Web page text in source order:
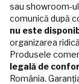
sau showroom-
comunică după
nu este
organizarea
Produsele
legală de
România.